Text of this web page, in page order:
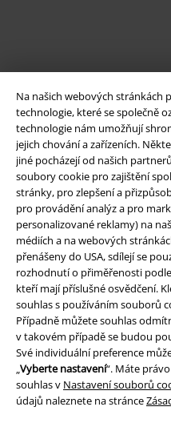
Na našich webových stránkách
technologie, které se společně
technologie nám umožňují
jejich chování a zařízeních.
jiné pocházejí od našich
soubory cookie pro zajištění
stránky, pro zlepšení a
pro provádění analýz a pro
personalizované reklamy) na
médiích a na webových
přenášeny do USA, sdílejí se
rozhodnutí o přiměřenosti
kteří mají příslušné osvědčení.
souhlas s používáním souborů
Případně můžete souhlas
v takovém případě se budou
Své individuální preference
Vyberte nastavení“. Máte
souhlas v Nastavení souborů
údajů naleznete na stránce
Právní informace
Podmínky
Prohlášení
Ochrana osobních údajů
Likvidace odpadu a ochrana
Prohlášení o shodě
Informace o přístupnosti
Nastavení souborů cookie